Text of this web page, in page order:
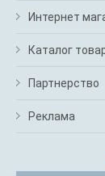
Интернет
Каталог
Партнерство
Реклама